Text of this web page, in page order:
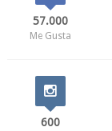
57.000
Me Gusta
600